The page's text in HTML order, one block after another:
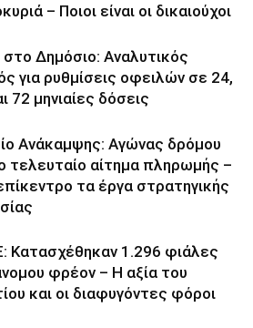
– Ποιοι είναι οι δικαιούχοι
Δημόσιο: Αναλυτικός
για ρυθμίσεις οφειλών σε 24,
72 μηνιαίες δόσεις
Ανάκαμψης: Αγώνας δρόμου
τελευταίο αίτημα πληρωμής –
τα έργα στρατηγικής
Κατασχέθηκαν 1.296 φιάλες
φρέον – Η αξία του
και οι διαφυγόντες φόροι